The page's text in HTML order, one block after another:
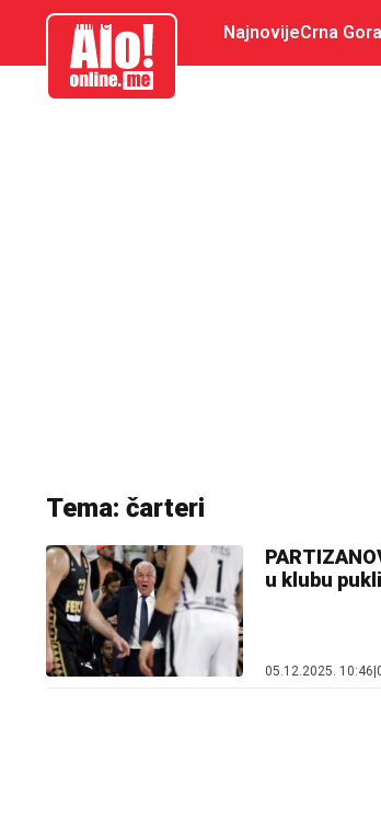
aloonline.me NajnovijeCrna Gora
Tema: čarteri
u klubu pukli
05.12.2025. 10:46|